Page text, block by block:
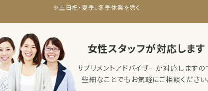
※土日祝・夏季、冬季休業を除く
女性スタッフが対応します
サプリメントアドバイザーが対応しますの
些細なことでもお気軽にご相談ください